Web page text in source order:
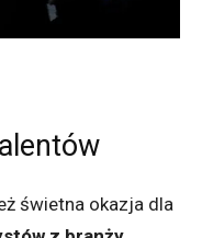
świetna okazja dla